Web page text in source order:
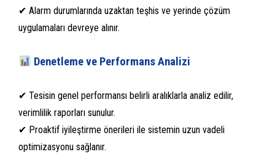
✔ Alarm durumlarında uzaktan teşhis ve yerinde çözüm
uygulamaları devreye alınır.
Denetleme ve Performans Analizi
✔ Tesisin genel performansı belirli aralıklarla analiz edilir,
verimlilik raporları sunulur.
✔ Proaktif iyileştirme önerileri ile sistemin uzun vadeli
optimizasyonu sağlanır.